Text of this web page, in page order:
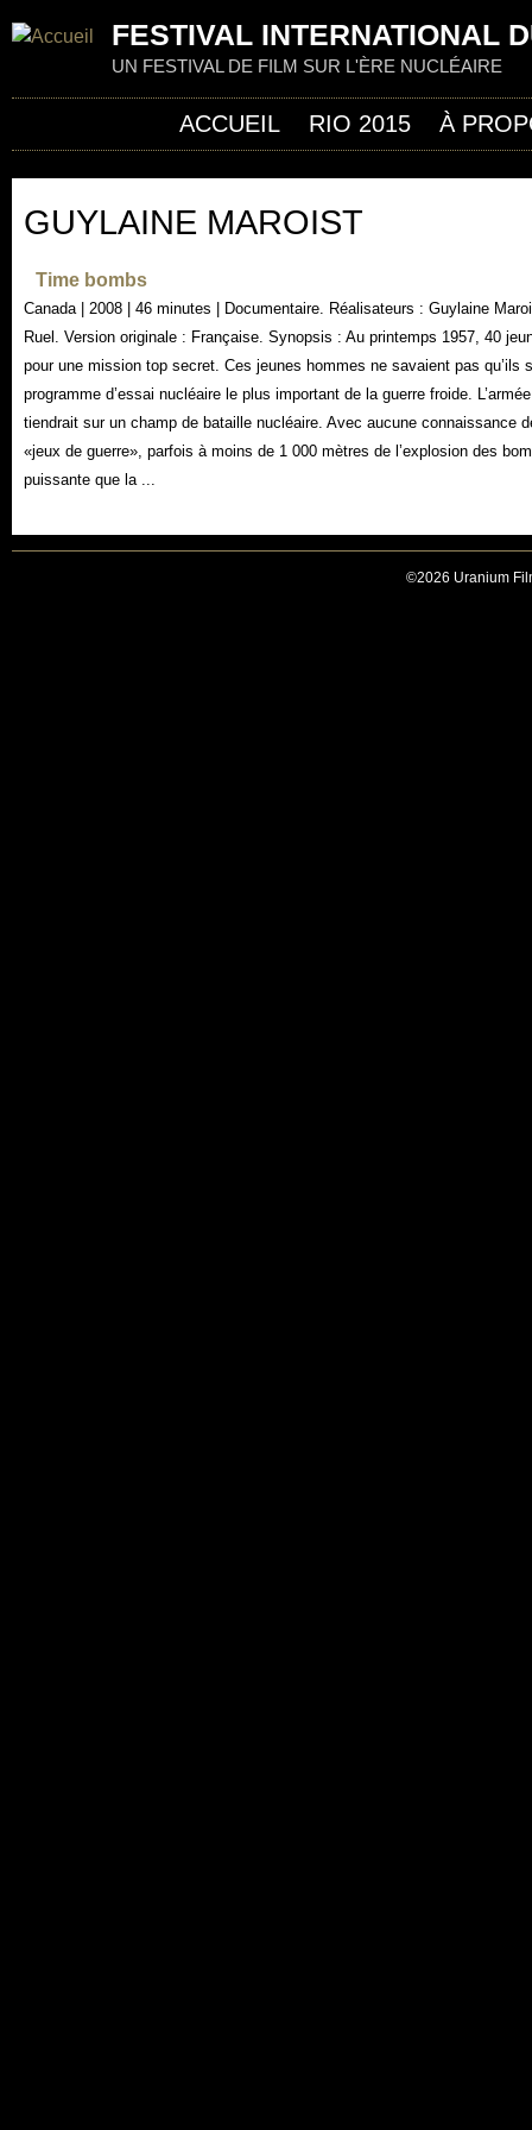
FESTIVAL INTERNATIONAL
UN FESTIVAL DE FILM SUR L'ÈRE NUCLÉAIRE
GUYLAINE MAROIST
Time bombs
Canada | 2008 | 46 minutes | Documentaire. Réalisateurs : Guylaine
Ruel. Version originale : Française. Synopsis : Au printemps 1957, 40
pour une mission top secret. Ces jeunes hommes ne savaient pas
programme d’essai nucléaire le plus important de la guerre froide.
tiendrait sur un champ de bataille nucléaire. Avec aucune connaissance
«jeux de guerre», parfois à moins de 1 000 mètres de l’explosion des
puissante que la ...
ACCUEIL RIO 2015 À
©2026 Uranium